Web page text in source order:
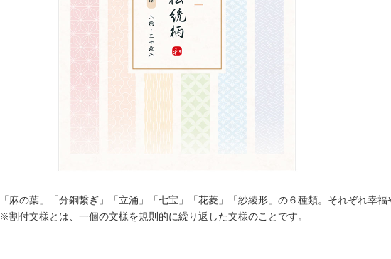
「麻の葉」「分銅繋ぎ」「立涌」「七宝」「花菱」「紗綾形」の６種類。それぞれ幸
※割付文様とは、一個の文様を規則的に繰り返した文様のことです。